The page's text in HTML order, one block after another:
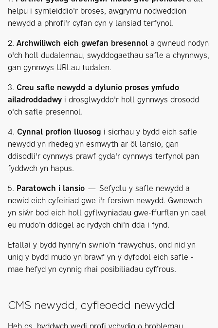
helpu i symleiddio'r broses, awgrymu nodweddion
newydd a phrofi'r cyfan cyn y lansiad terfynol.
2. Archwiliwch eich gwefan bresennol a gwneud nodyn
o'ch holl dudalennau, swyddogaethau safle a chynnwys,
gan gynnwys URLau tudalen.
3. Creu safle newydd a dylunio proses ymfudo
ailadroddadwy i drosglwyddo'r holl gynnwys drosodd
o'ch safle presennol.
4. Cynnal profion lluosog i sicrhau y bydd eich safle
newydd yn rhedeg yn esmwyth ar ôl lansio, gan
ddisodli'r cynnwys prawf gyda'r cynnwys terfynol pan
fyddwch yn hapus.
5. Paratowch i lansio — Sefydlu y safle newydd a
newid eich cyfeiriad gwe i'r fersiwn newydd. Gwnewch
yn siŵr bod eich holl gyflwyniadau gwe-ffurflen yn cael
eu mudo'n ddiogel ac rydych chi'n dda i fynd.
Efallai y bydd hynny'n swnio'n frawychus, ond nid yn
unig y bydd mudo yn brawf yn y dyfodol eich safle -
mae hefyd yn cynnig rhai posibiliadau cyffrous.
CMS newydd, cyfleoedd newydd